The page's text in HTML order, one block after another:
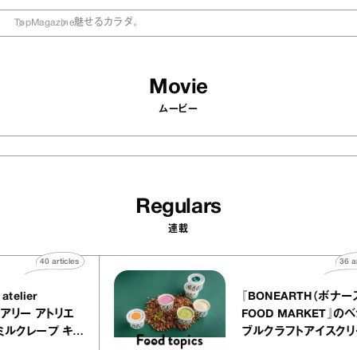
TopMagazine魅せるカラダ。
Movie
ムービー
Regulars
連載
atelier
アリー アトリエ
ミルクレープ キャ
40articles
『BONEARTH（ボナ
FOOD MARKET』の
ブルクラフトアイス